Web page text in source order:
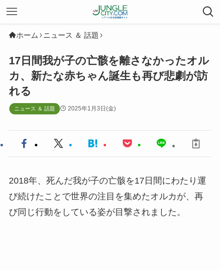
ホーム ニュース ＆ 話題
17日間我が子の亡骸を離さなかったオル
カ、新たな赤ちゃん誕生も再び悲劇が訪
れる
ニュース ＆ 話題 2025年1月3日(金)
2018年、死んだ我が子の亡骸を17日間にわたり運
び続けたことで世界の注目を集めたオルカが、再
び同じ行動をしている姿が目撃されました。